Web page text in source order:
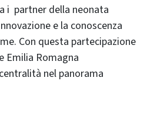
i partner della neonata
e la conoscenza
Con questa partecipazione
Emilia Romagna
nel panorama